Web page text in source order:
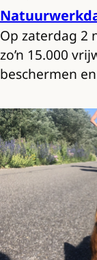
Op zaterdag 2
zo’n 15.000
beschermen